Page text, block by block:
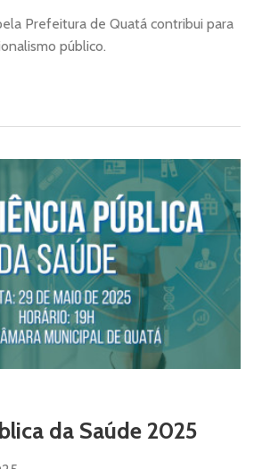
Prefeitura de Quatá contribui para
público.
da Saúde 2025